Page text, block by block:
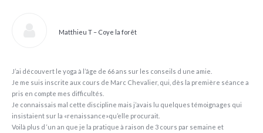
Matthieu T – Coye la forêt
J’ai découvert le yoga à l’âge de 66 ans sur les conseils d une amie.
Je me suis inscrite aux cours de Marc Chevalier, qui, dès la première séance a
pris en compte mes difficultés.
Je connaissais mal cette discipline mais j’avais lu quelques témoignages qui
insistaient sur la «renaissance»qu’elle procurait.
Voilà plus d ‘un an que je la pratique à raison de 3 cours par semaine et